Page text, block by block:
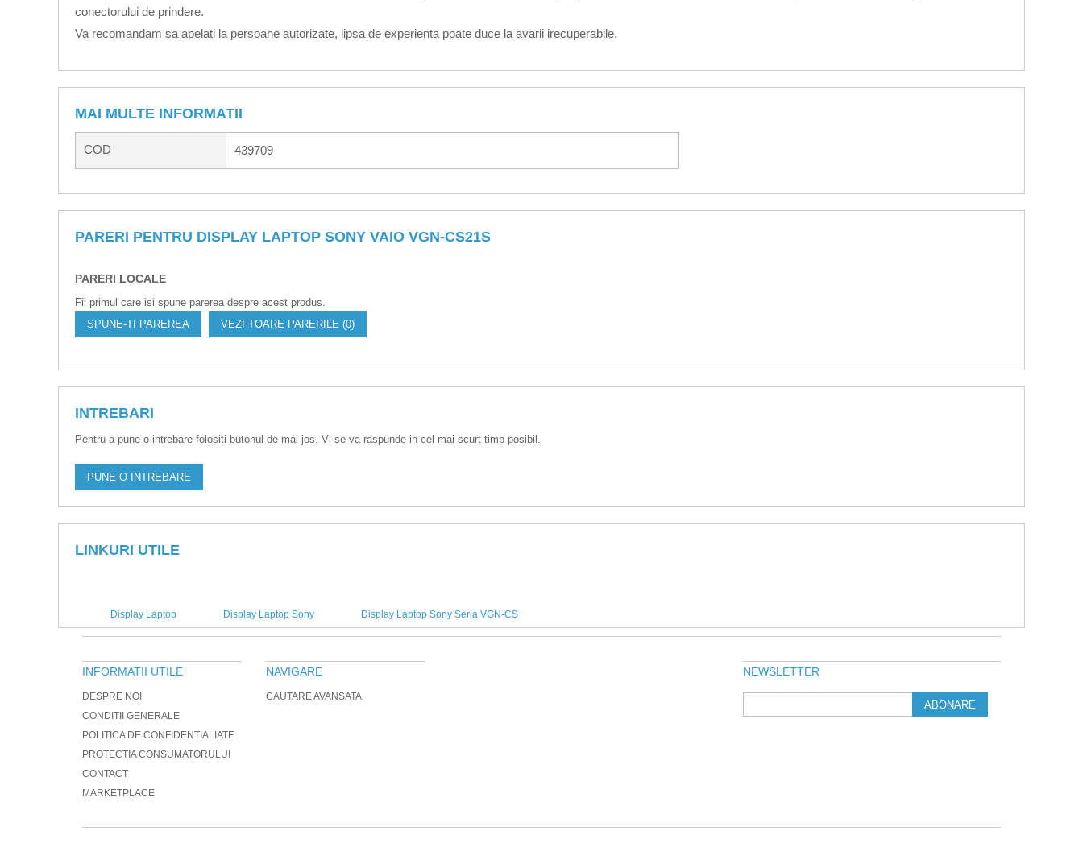
conectorului de prindere.
Va recomandam sa apelati la persoane autorizate, lipsa de experienta poate duce la avarii irecuperabile.
MAI MULTE INFORMATII
COD 439709
PARERI PENTRU DISPLAY LAPTOP SONY VAIO VGN-CS21S
PARERI LOCALE
Fii primul care isi spune parerea despre acest produs.
SPUNE-TI PAREREA
VEZI TOARE PARERILE (0)
INTREBARI
Pentru a pune o intrebare folositi butonul de mai jos. Vi se va raspunde in cel mai scurt timp posibil.
PUNE O INTREBARE
LINKURI UTILE
Display Laptop Display Laptop Sony Display Laptop Sony Seria VGN-CS
INFORMATII UTILE
DESPRE NOI
CONDITII GENERALE
POLITICA DE CONFIDENTIALIATE
PROTECTIA CONSUMATORULUI
CONTACT
MARKETPLACE
NAVIGARE
CAUTARE AVANSATA
NEWSLETTER
ABONARE